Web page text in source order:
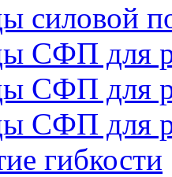
силовой
СФП для
СФП для
СФП для
гибкости